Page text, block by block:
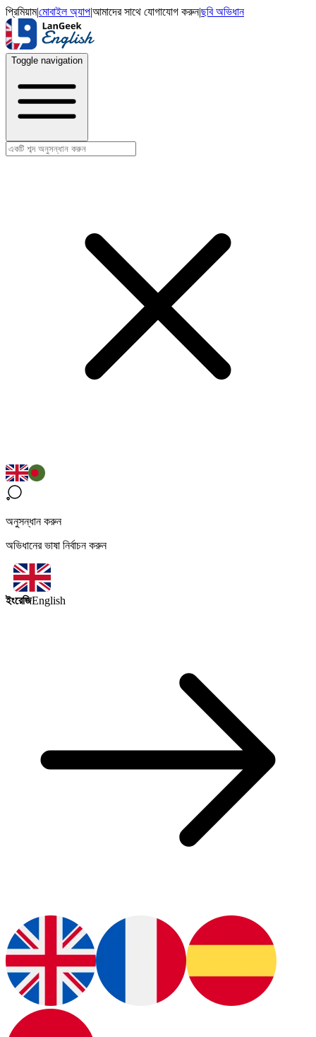
প্রিমিয়াম|মোবাইল অ্যাপ|আমাদের সাথে যোগাযোগ করুন|ছবি অভিধান
Toggle navigation
অনুসন্ধান করুন
অভিধানের ভাষা নির্বাচন করুন
ইংরেজিEnglish